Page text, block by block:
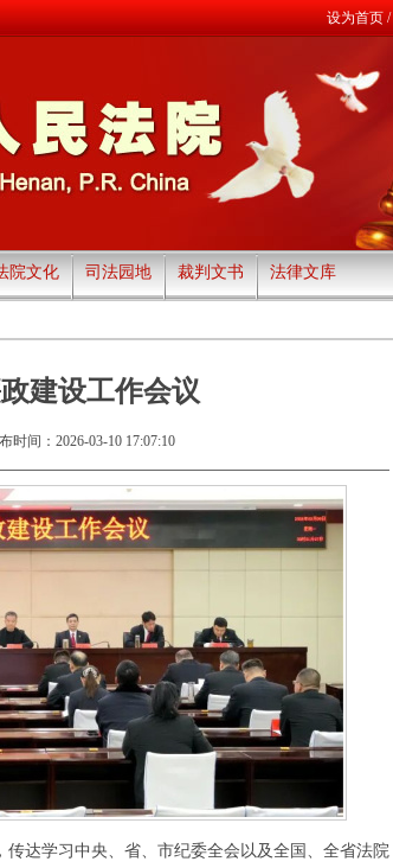
设为首页/
院文化 司法园地 裁判文书 法律文库
建设工作会议
时间：2026-03-10 17:07:10
达学习中央、省、市纪委全会以及全国、全省法院